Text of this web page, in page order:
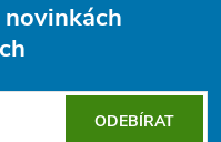
ODEBÍRAT